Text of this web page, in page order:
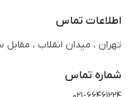
اطلاعات تماس
تهران ، میدان انقلاب ،
شماره تماس